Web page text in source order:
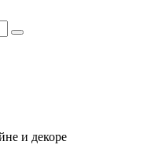
и декоре